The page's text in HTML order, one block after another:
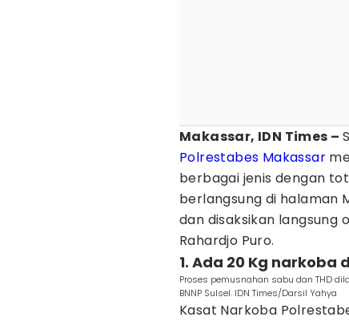
Makassar, IDN Times –
Polrestabes Makassar
berbagai jenis dengan
berlangsung di halaman
dan disaksikan langsung
Rahardjo Puro.
1. Ada 20 Kg
Proses pemusnahan sabu dan THD
BNNP Sulsel. IDN Times/Darsil Yahya
Kasat Narkoba